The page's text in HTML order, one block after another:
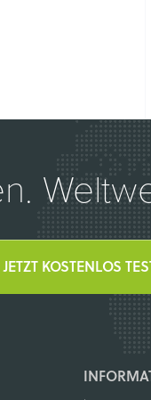
JETZT KOSTENLOS